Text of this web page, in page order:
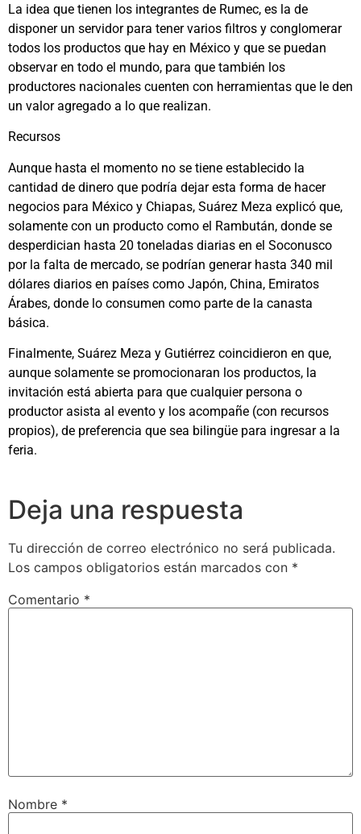
La idea que tienen los integrantes de Rumec, es la de
disponer un servidor para tener varios filtros y conglomerar
todos los productos que hay en México y que se puedan
observar en todo el mundo, para que también los
productores nacionales cuenten con herramientas que le den
un valor agregado a lo que realizan.
Recursos
Aunque hasta el momento no se tiene establecido la
cantidad de dinero que podría dejar esta forma de hacer
negocios para México y Chiapas, Suárez Meza explicó que,
solamente con un producto como el Rambután, donde se
desperdician hasta 20 toneladas diarias en el Soconusco
por la falta de mercado, se podrían generar hasta 340 mil
dólares diarios en países como Japón, China, Emiratos
Árabes, donde lo consumen como parte de la canasta
básica.
Finalmente, Suárez Meza y Gutiérrez coincidieron en que,
aunque solamente se promocionaran los productos, la
invitación está abierta para que cualquier persona o
productor asista al evento y los acompañe (con recursos
propios), de preferencia que sea bilingüe para ingresar a la
feria.
Deja una respuesta
Tu dirección de correo electrónico no será publicada.
Los campos obligatorios están marcados con *
Comentario *
Nombre *